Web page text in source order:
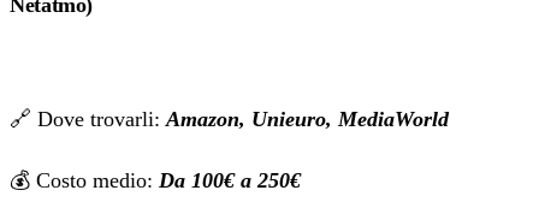
Netatmo)
🔗 Dove trovarli:Amazon, Unieuro, MediaWorld
💰 Costo medio: Da 100€ a 250€